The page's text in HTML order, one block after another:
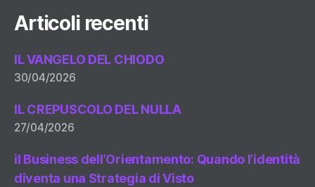
Articoli recenti
IL VANGELO DEL CHIODO
30/04/2026
IL CREPUSCOLO DEL NULLA
27/04/2026
il Business dell’Orientamento: Quando l’identità
diventa una Strategia di Visto